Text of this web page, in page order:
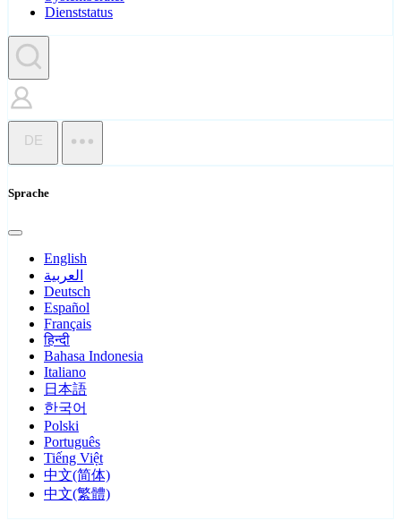
Dienststatus
DE
Sprache
English
العربية
Deutsch
Español
Français
हिन्दी
Bahasa Indonesia
Italiano
日本語
한국어
Polski
Português
Tiếng Việt
中文(简体)
中文(繁體)